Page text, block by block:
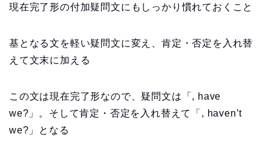
現在完了形の付加疑問文にもしっかり慣れておくこと
基となる文を軽い疑問文に変え、肯定・否定を入れ替
えて文末に加える
この文は現在完了形なので、疑問文は「, have
we?」。そして肯定・否定を入れ替えて「, haven’t
we?」となる